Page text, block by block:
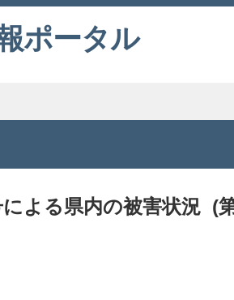
ポータル
による県内の被害状況 (